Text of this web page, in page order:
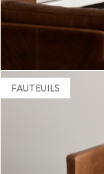
UNE
FAUTEUILS